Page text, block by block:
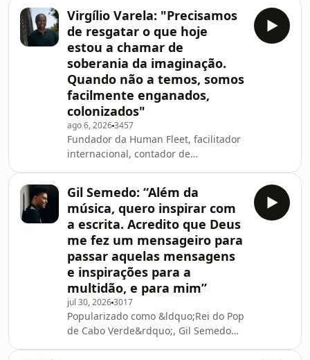
Virgílio Varela: "Precisamos
de resgatar o que hoje
estou a chamar de
soberania da imaginação.
Quando não a temos, somos
facilmente enganados,
colonizados"
ago 6, 20263457
Fundador da Human Fleet, facilitador
internacional, contador de
&eacute; o convidado desta semana
d&rsquo; &ldquo;O Tal
Podcast&rdquo;. Enquanto
percorremos a sua trajet&oacute;ria
de vida, na qual tem procurado criar
espa&ccedil;os de
transforma&ccedil;&atilde;o humana
e coletiva, conversamos sobre o que
identifica como uma &
Gil Semedo: “Além da
música, quero inspirar com
a escrita. Acredito que Deus
me fez um mensageiro para
passar aquelas mensagens
e inspirações para a
multidão, e para mim”
jul 30, 20263017
Popularizado como &ldquo;Rei do Pop
de Cabo Verde&rdquo;, Gil Semedo